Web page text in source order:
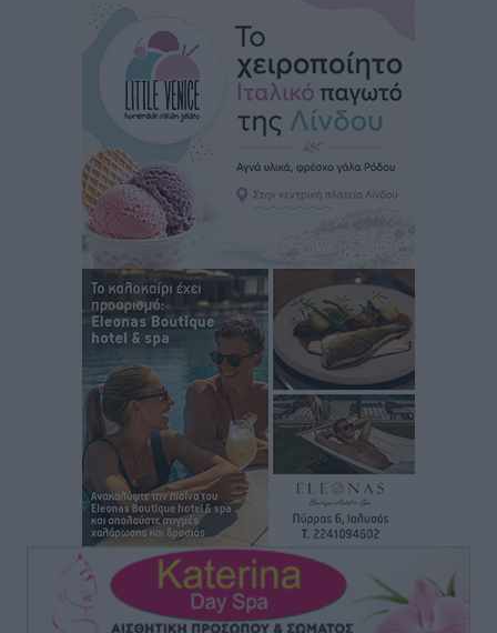
εφησυχασμού» – Σε πλήρη ετοιμότητα ο μηχανισμός
πριν 20 ώρες
Καιρός: Επιμένουν οι υψηλές θερμοκρασίες – Ισχυρά
μελτέμια έως 9 μποφόρ, σε «Red Code» 6 περιοχές
Τοπικές Ειδήσεις πριν 20 ώρες
Τα φοιτητικά ενοίκια «τινάζουν στον αέρα» τους
οικογενειακούς προϋπολογισμούς
Ειδήσεις• πριν 20 ώρες
Δύο νέοι ξενώνες παραδόθηκαν στις Ένοπλες
Δυνάμεις στη νήσο Ρω
Τοπικές Ειδήσεις• πριν 21 ώρες
Συνεχίζεται η έξοδος του Αυγούστου – Πάνω από
34.000 αναχωρούν σήμερα μόνο από τον Πειραιά
Ειδήσεις• πριν 21 ώρες
Μόνιμες θέσεις στους παιδικούς σταθμούς: Οι
προϋποθέσεις, η 24μηνη εμπειρία και οι προθεσμίες
για τους δήμους